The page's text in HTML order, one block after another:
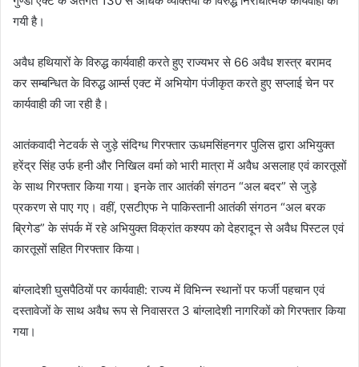
गयी है।
अवैध हथियारों के विरुद्ध कार्यवाही करते हुए राज्यभर से 66 अवैध शस्त्र बरामद
कर सम्बन्धित के विरुद्ध आर्म्स एक्ट में अभियोग पंजीकृत करते हुए सप्लाई चेन पर
कार्यवाही की जा रही है।
आतंकवादी नेटवर्क से जुड़े संदिग्ध गिरफ्तार ऊधमसिंहनगर पुलिस द्वारा अभियुक्त
हरेंद्र सिंह उर्फ हनी और निखिल वर्मा को भारी मात्रा में अवैध असलाह एवं कारतूसों
के साथ गिरफ्तार किया गया। इनके तार आतंकी संगठन “अल बदर” से जुड़े
प्रकरण से पाए गए। वहीं, एसटीएफ ने पाकिस्तानी आतंकी संगठन “अल बरक
ब्रिगेड” के संपर्क में रहे अभियुक्त विक्रांत कश्यप को देहरादून से अवैध पिस्टल एवं
कारतूसों सहित गिरफ्तार किया।
बांग्लादेशी घुसपैठियों पर कार्यवाही: राज्य में विभिन्न स्थानों पर फर्जी पहचान एवं
दस्तावेजों के साथ अवैध रूप से निवासरत 3 बांग्लादेशी नागरिकों को गिरफ्तार किया
गया।